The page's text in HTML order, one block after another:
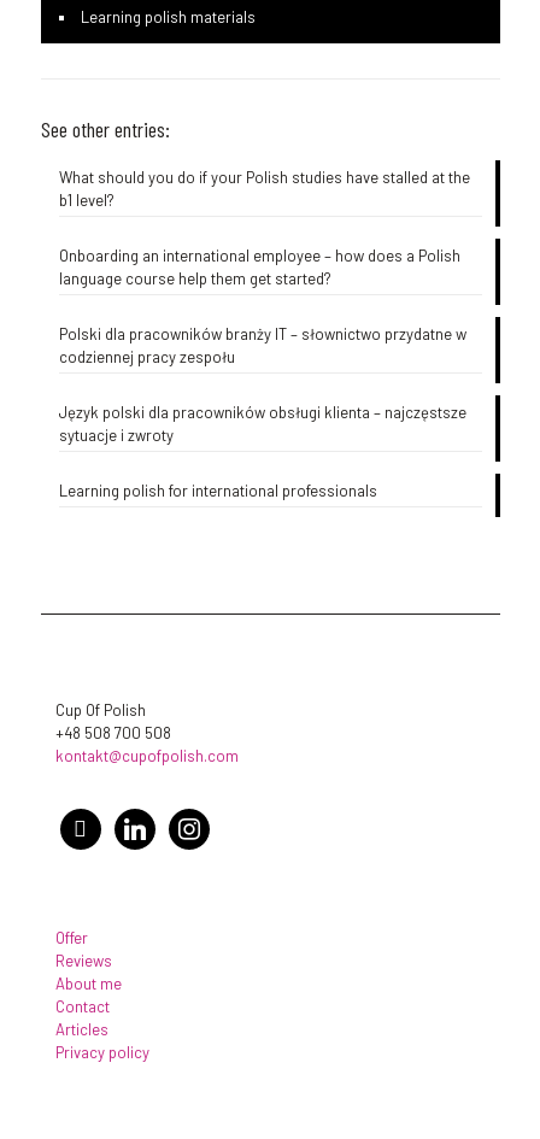
Learning polish materials
See other entries:
What should you do if your Polish studies have stalled at the
b1 level?
Onboarding an international employee – how does a Polish
language course help them get started?
Polski dla pracowników branży IT – słownictwo przydatne w
codziennej pracy zespołu
Język polski dla pracowników obsługi klienta – najczęstsze
sytuacje i zwroty
Learning polish for international professionals
Cup Of Polish
+48 508 700 508
kontakt@cupofpolish.com
facebooklinkedin instagram
Offer
Reviews
About me
Contact
Articles
Privacy policy